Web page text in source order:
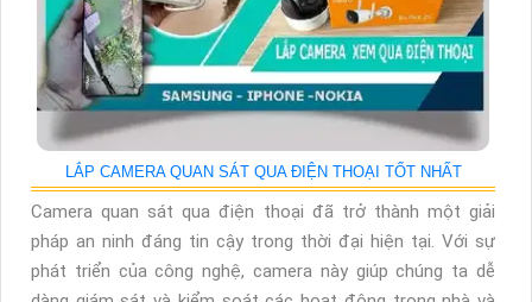
LẮP CAMERA QUAN SÁT QUA ĐIỆN THOẠI TỐT NHẤT
Camera quan sát qua điện thoại đã trở thành một giải
pháp an ninh đáng tin cậy trong thời đại hiện tại. Với sự
phát triển của công nghệ, camera này giúp chúng ta dễ